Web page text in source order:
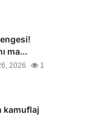
ma...
2026 1
kamuflaj